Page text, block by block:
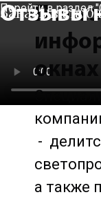
Перейти в раздел
Заказывала
Отзывы
-
а также